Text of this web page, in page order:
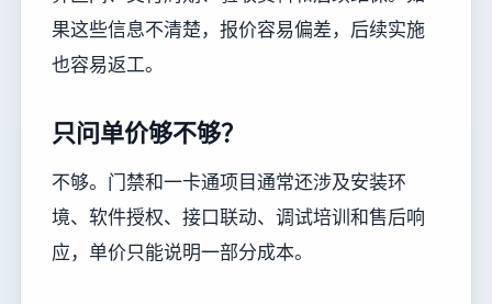
果这些信息不清楚，报价容易偏差，后续实施
也容易返工。
只问单价够不够？
不够。门禁和一卡通项目通常还涉及安装环
境、软件授权、接口联动、调试培训和售后响
应，单价只能说明一部分成本。